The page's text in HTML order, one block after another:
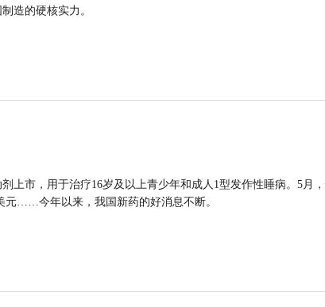
造的硬核实力。
上市，用于治疗16岁及以上青少年和成人1型发作性睡病。5月
元……今年以来，我国新药的好消息不断。